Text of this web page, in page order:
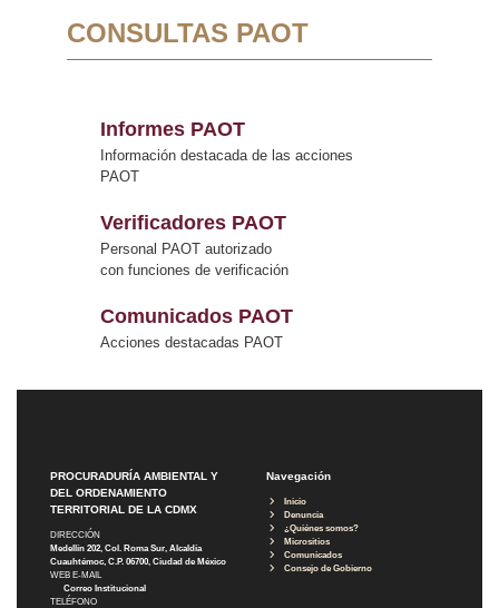
CONSULTAS PAOT
Informes PAOT
Información destacada de las acciones
PAOT
Verificadores PAOT
Personal PAOT autorizado
con funciones de verificación
Comunicados PAOT
Acciones destacadas PAOT
PROCURADURÍA AMBIENTAL Y
DEL ORDENAMIENTO
TERRITORIAL DE LA CDMX
DIRECCIÓN
Medellín 202, Col. Roma Sur, Alcaldía
Cuauhtémoc, C.P. 06700, Ciudad de México
WEB E-MAIL
Correo Institucional
TELÉFONO
Navegación
Inicio
Denuncia
¿Quiénes somos?
Micrositios
Comunicados
Consejo de Gobierno